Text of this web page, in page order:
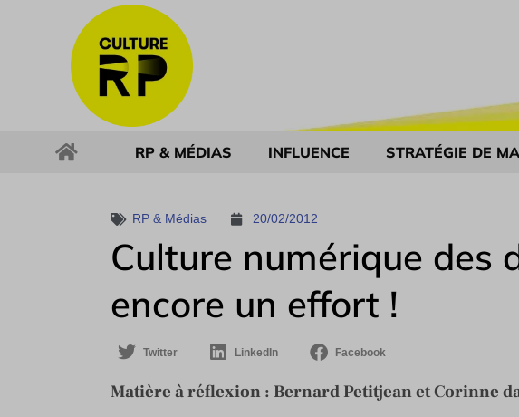
RP & MÉDIAS INFLUENCE STRATÉGIE DE
RP & Médias 20/02/2012
Culture numérique des
encore un effort !
Twitter LinkedIn Facebook
Matière à réflexion : Bernard Petitjean et Corinne